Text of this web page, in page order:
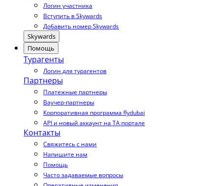
Логин участника
Вступить в Skywards
Добавить номер Skywards
Skywards
Помощь
Турагенты
Логин для турагентов
Партнеры
Платежные партнеры
Ваучер-партнеры
Корпоративная программа flydubai
API и новый аккаунт на TA портале
Контакты
Свяжитесь с нами
Напишите нам
Помощь
Часто задаваемые вопросы